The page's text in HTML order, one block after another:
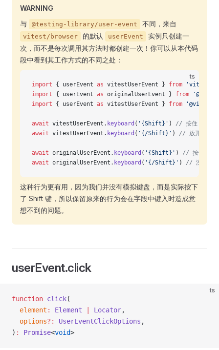
WARNING
与
@testing-library/user-event 不同，来自
vitest/browser 的默认 userEvent
实例只创建一
次，而不是每次调用其方法时都创建一次！你可以从本代码
段中看到其工作方式的不同之处：
ts
import { userEvent as vitestUserEvent } from 'vitest/
import { userEvent as originalUserEvent } from
import { userEvent as vitestUserEvent } from '@vitest/
await vitestUserEvent. keyboard ( '{Shift}' ) // 按住 shift
await vitestUserEvent. keyboard ( '{/Shift}' ) // 放开 shift
await originalUserEvent. keyboard ( '{Shift}' ) // 按住
await originalUserEvent. keyboard ( '{/Shift}' ) // 没有放
这种行为更有用，因为我们并没有模拟键盘，而是实际按下
了 Shift 键，所以保留原来的行为会在字段中键入时造成意
想不到的问题。
userEvent.click
ts
function click(
  element
: Element Locator,
  options
?: UserEventClickOptions ,
) : Promise<void>